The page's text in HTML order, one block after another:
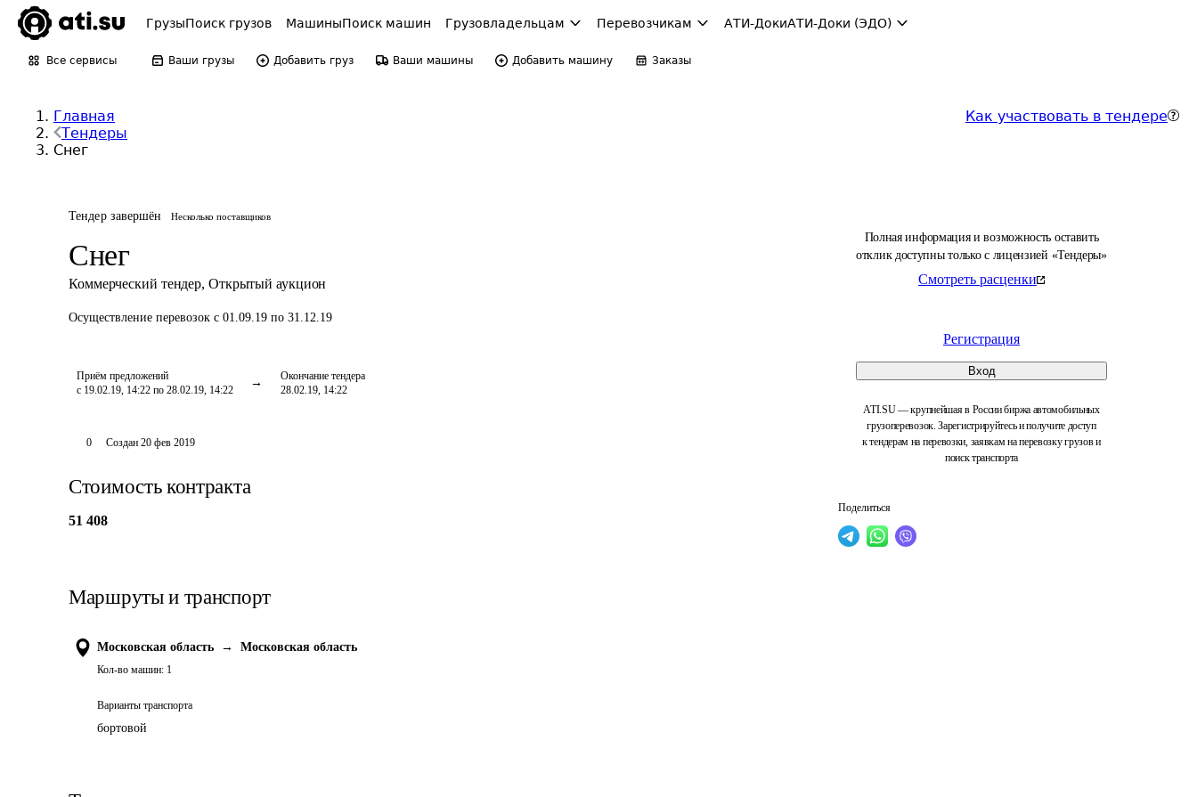
ГрузыПоиск грузов МашиныПоиск машин Грузовладельцам Перевозчикам АТИ-ДокиАТИ-Доки (ЭДО)
Все сервисы Ваши грузы Добавить груз Ваши машины Добавить машину Заказы
Главная
Тендеры
Снег
Как участвовать в тендере
Тендер завершён Несколько поставщиков
Снег
Коммерческий тендер, Открытый аукцион
Осуществление перевозок с 01.09.19 по 31.12.19
Приём предложений
с 19.02.19, 14:22 по 28.02.19, 14:22
Окончание тендера
28.02.19, 14:22
Полная информация и возможность оставить
отклик доступны только с лицензией «Тендеры»
Смотреть расценки
Регистрация
Вход
ATI.SU — крупнейшая в России биржа автомобильных
грузоперевозок. Зарегистрируйтесь и получите доступ
к тендерам на перевозки, заявкам на перевозку грузов и
поиск транспорта
Поделиться
0 Создан 20 фев 2019
Стоимость контракта
51 408
Маршруты и транспорт
Московская область → Московская область
Кол-во машин: 1
Варианты транспорта
бортовой